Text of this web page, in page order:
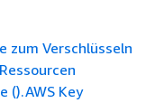
zum Verschlüsseln
().AWS Key